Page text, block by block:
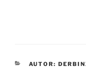
KATEGORIEN
AUTOR: